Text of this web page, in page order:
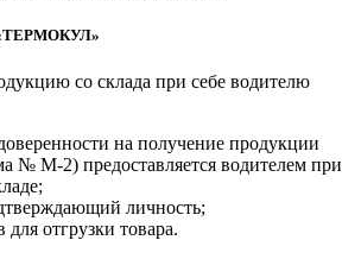
«ТЕРМОКУЛ»
со склада при себе водителю
на получение продукции
№ М-2) предоставляется водителем при
личность;
для отгрузки товара.